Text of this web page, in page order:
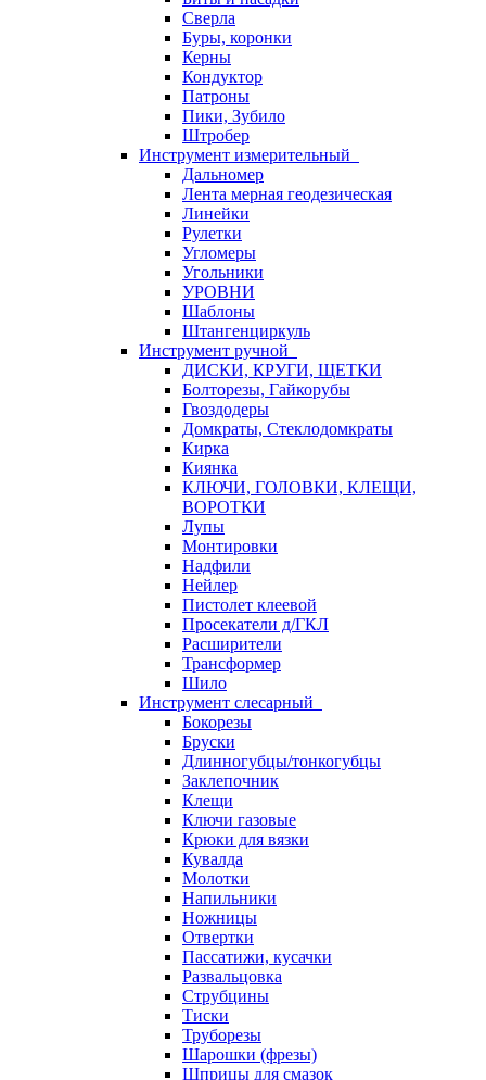
Сверла
Буры, коронки
Керны
Кондуктор
Патроны
Пики, Зубило
Штробер
Инструмент измерительный
Дальномер
Лента мерная геодезическая
Линейки
Рулетки
Угломеры
Угольники
УРОВНИ
Шаблоны
Штангенциркуль
Инструмент ручной
ДИСКИ, КРУГИ, ЩЕТКИ
Болторезы, Гайкорубы
Гвоздодеры
Домкраты, Стеклодомкраты
Кирка
Киянка
КЛЮЧИ, ГОЛОВКИ, КЛЕЩИ,
ВОРОТКИ
Лупы
Монтировки
Надфили
Нейлер
Пистолет клеевой
Просекатели д/ГКЛ
Расширители
Трансформер
Шило
Инструмент слесарный
Бокорезы
Бруски
Длинногубцы/тонкогубцы
Заклепочник
Клещи
Ключи газовые
Крюки для вязки
Кувалда
Молотки
Напильники
Ножницы
Отвертки
Пассатижи, кусачки
Развальцовка
Струбцины
Тиски
Труборезы
Шарошки (фрезы)
Шприцы для смазок